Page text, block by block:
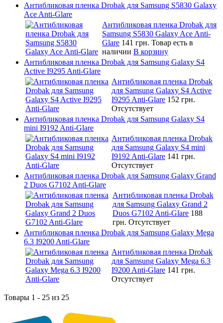
Антибликовая пленка Drobak для Samsung S5830 Galaxy
Ace Anti-Glare
Антибликовая пленка Drobak для
Samsung S5830 Galaxy Ace Anti-
Glare 141 грн. Товар есть в
наличии В корзину
Антибликовая пленка Drobak для Samsung Galaxy S4
Active I9295 Anti-Glare
Антибликовая пленка Drobak
для Samsung Galaxy S4 Active
I9295 Anti-Glare 152 грн.
Отсутствует
Антибликовая пленка Drobak для Samsung Galaxy S4
mini I9192 Anti-Glare
Антибликовая пленка Drobak
для Samsung Galaxy S4 mini
I9192 Anti-Glare 141 грн.
Отсутствует
Антибликовая пленка Drobak для Samsung Galaxy Grand
2 Duos G7102 Anti-Glare
Антибликовая пленка Drobak
для Samsung Galaxy Grand 2
Duos G7102 Anti-Glare 188
грн. Отсутствует
Антибликовая пленка Drobak для Samsung Galaxy Mega
6.3 I9200 Anti-Glare
Антибликовая пленка Drobak
для Samsung Galaxy Mega 6.3
I9200 Anti-Glare 141 грн.
Отсутствует
Товары 1 - 25 из 25